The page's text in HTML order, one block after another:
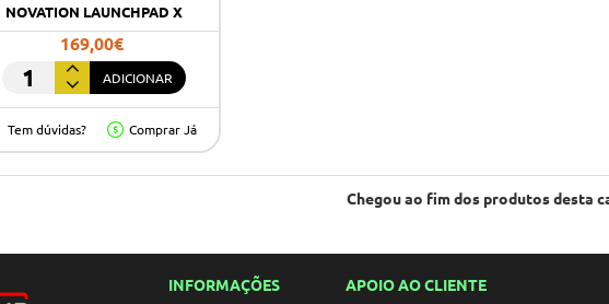
NOVATION LAUNCHPAD X
169,00€
NOVATION
LAUNCHPAD
X
ADICIONAR
Tem dúvidas? Comprar Já
Chegou ao fim dos produtos desta
INFORMAÇÕES
APOIO AO CLIENTE